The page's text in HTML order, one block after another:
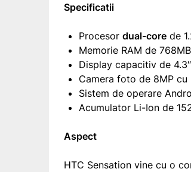
Specificatii
Procesor dual-core de
Memorie RAM de
Display capacitiv de
Camera foto de 8MP cu
Sistem de operare
Acumulator Li-Ion de
Aspect
HTC Sensation vine cu o